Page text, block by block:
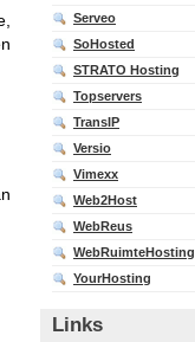
Serveo
SoHosted
STRATO Hosting
Topservers
TransIP
Versio
Vimexx
Web2Host
WebReus
WebRuimteHosting
YourHosting
Links